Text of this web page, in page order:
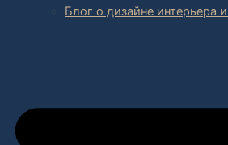
Блог о дизайне интерьера